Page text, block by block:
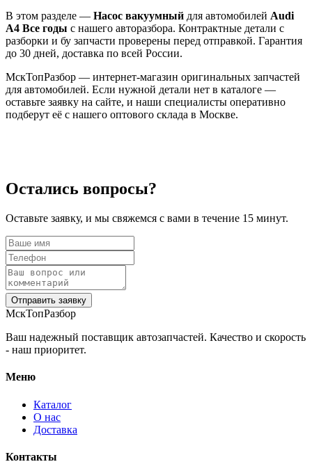
В этом разделе — Насос вакуумный для автомобилей Audi
A4 Все годы с нашего авторазбора. Контрактные детали с
разборки и бу запчасти проверены перед отправкой. Гарантия
до 30 дней, доставка по всей России.
МскТопРазбор — интернет-магазин оригинальных запчастей
для автомобилей. Если нужной детали нет в каталоге —
оставьте заявку на сайте, и наши специалисты оперативно
подберут её с нашего оптового склада в Москве.
Остались вопросы?
Оставьте заявку, и мы свяжемся с вами в течение 15 минут.
Отправить заявку
МскТопРазбор
Ваш надежный поставщик автозапчастей. Качество и скорость
- наш приоритет.
Меню
Каталог
О нас
Доставка
Контакты